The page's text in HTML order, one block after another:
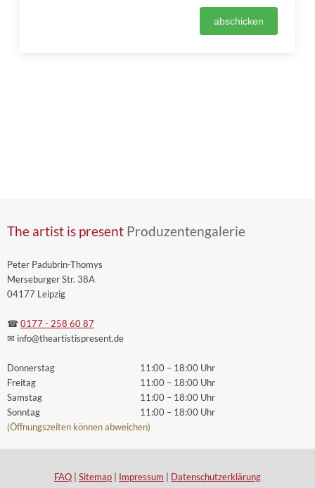
The artist is present Produzentengalerie
Peter Padubrin-Thomys
Merseburger Str. 38A
04177 Leipzig
☎ 0177 - 258 60 87
✉ info@theartistispresent.de
Donnerstag
Freitag
Samstag
Sonntag
11:00 – 18:00 Uhr
11:00 – 18:00 Uhr
11:00 – 18:00 Uhr
11:00 – 18:00 Uhr
(Öffnungszeiten können abweichen)
FAQ Sitemap Impressum Datenschutzerklärung